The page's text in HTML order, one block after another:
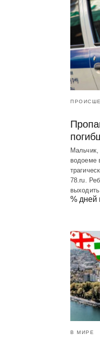
Мальчик,
водоеме
78.ru.
% дней
В МИРЕ